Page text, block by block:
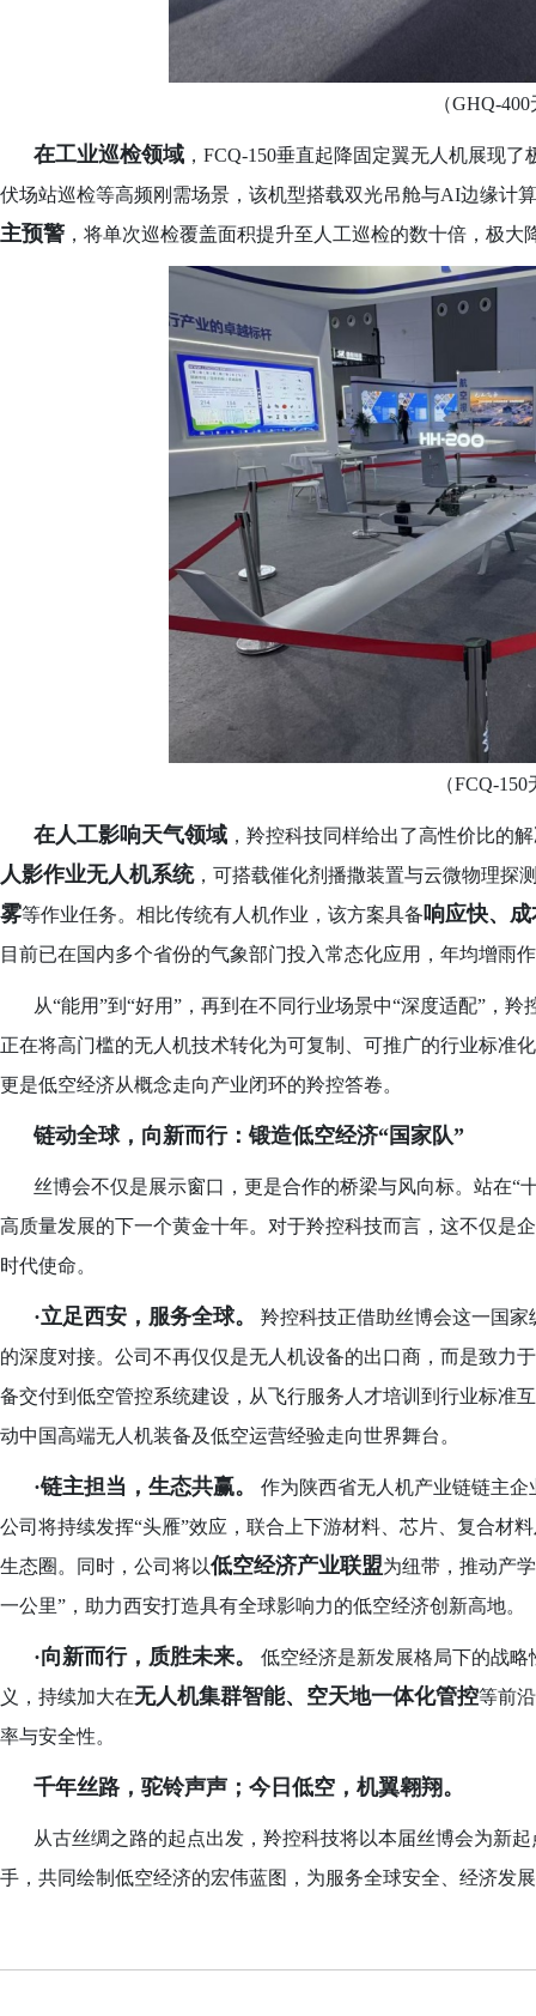
（GHQ-
在工业巡检领域 ， FCQ-150垂直起降固定翼无人机展现
伏场站巡检等高频刚需场景，该机型搭载双光吊舱与AI边缘计
主预警 ，将单次巡检覆盖面积提升至人工巡检的数十倍，极
（FCQ-150
在人工影响天气领域 ，羚控科技同样给出了高性价比的
人影作业无人机系统，可搭载催化剂播撒装置与云微物理探
雾等作业任务。相比传统有人机作业，该方案具备响应快、
目前已在国内多个省份的气象部门投入常态化应用，年均增雨
从“能用”到“好用”，再到在不同行业场景中“深度适配”，羚
正在将高门槛的无人机技术转化为可复制、可推广的行业标准
更是低空经济从概念走向产业闭环的羚控答卷。
链动全球，向新而行：锻造低空经济“国家队”
丝博会不仅是展示窗口，更是合作的桥梁与风向标。站在“
高质量发展的下一个黄金十年。对于羚控科技而言，这不仅是
时代使命。
·立足西安，服务全球。
羚控科技正借助丝博会这一国
的深度对接。公司不再仅仅是无人机设备的出口商，而是致力
备交付到低空管控系统建设，从飞行服务人才培训到行业标准
动中国高端无人机装备及低空运营经验走向世界舞台。
·链主担当，生态共赢。
作为陕西省无人机产业链链主
公司将持续发挥“头雁”效应，联合上下游材料、芯片、复合材
生态圈。同时，公司将以低空经济产业联盟为纽带，推动产
一公里”，助力西安打造具有全球影响力的低空经济创新高地。
·向新而行，质胜未来。
低空经济是新发展格局下的战
义，持续加大在无人机集群智能、空天地一体化管控等前
率与安全性。
千年丝路，驼铃声声；今日低空，机翼翱翔。
从古丝绸之路的起点出发，羚控科技将以本届丝博会为新
手，共同绘制低空经济的宏伟蓝图，为服务全球安全、经济发